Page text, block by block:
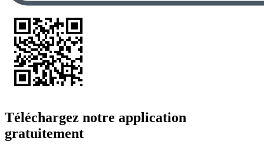
Téléchargez notre application
gratuitement